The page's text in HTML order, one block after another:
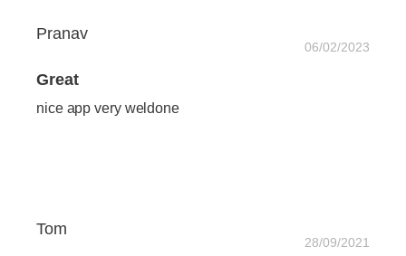
Pranav
06/02/2023
Great
nice app very weldone
Tom
28/09/2021